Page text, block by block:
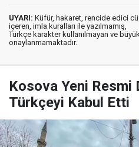
UYARI: Küfür, hakaret, rencide edici
içeren, imla kuralları ile yazılmamış,
Türkçe karakter kullanılmayan ve
onaylanmamaktadır.
Kosova Yeni Resmi
Türkçeyi Kabul Etti